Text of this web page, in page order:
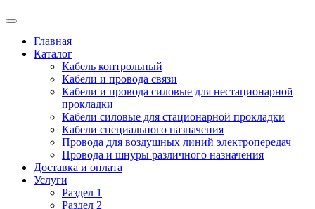
Главная
Каталог
Кабель контрольный
Кабели и провода связи
Кабели и провода силовые для нестационарной
прокладки
Кабели силовые для стационарной прокладки
Кабели специального назначения
Провода для воздушных линий электропередач
Провода и шнуры различного назначения
Доставка и оплата
Услуги
Раздел 1
Раздел 2